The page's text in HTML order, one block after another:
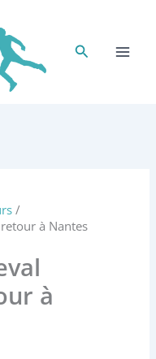
Rechercher
à Nantes
à